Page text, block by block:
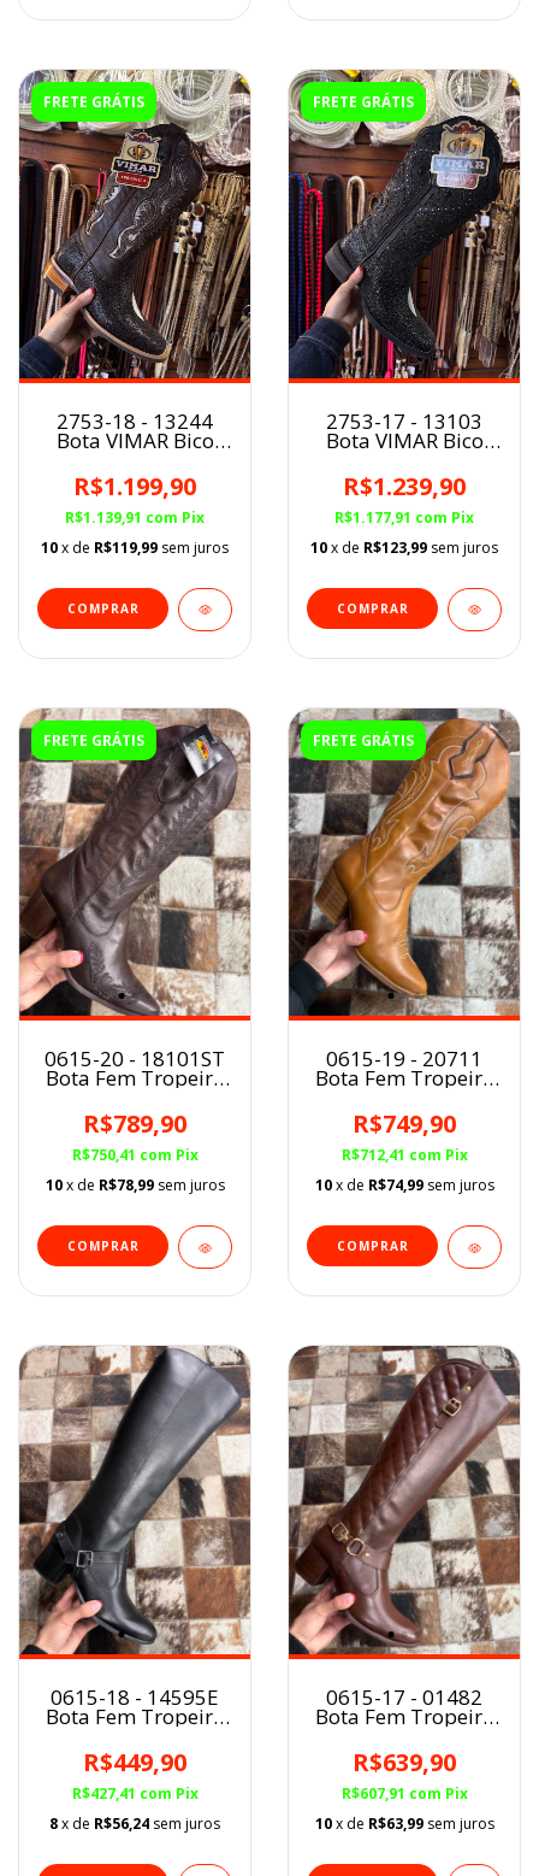
FRETE GRÁTIS
2753-18 - 13244
Bota VIMAR Bico
Inspiração Arráia
CAFÉ
R$1.199,90
R$1.139,91 com Pix
10x de R$119,99 sem juros
COMPRAR
FRETE GRÁTIS
2753-17 - 13103
Bota VIMAR Bico
Inspiração Arráia
PRETO
R$1.239,90
R$1.177,91 com Pix
10x de R$123,99 sem juros
COMPRAR
FRETE GRÁTIS
0615-20 - 18101ST
Bota Fem Tropeiro
Roma Café
R$789,90
R$750,41 com Pix
10 x de R$78,99 sem juros
COMPRAR
FRETE GRÁTIS
0615-19 - 20711
Bota Fem Tropeiro
Titânio Pinhão/Café
R$749,90
R$712,41 com Pix
10 x de R$74,99 sem juros
COMPRAR
0615-18 - 14595E
Bota Fem Tropeiro
Viking Preto
R$449,90
R$427,41 com Pix
8x de R$56,24 sem juros
0615-17 - 01482
Bota Fem Tropeiro
Mustang Conhaque
R$639,90
R$607,91 com Pix
10 x de R$63,99 sem juros